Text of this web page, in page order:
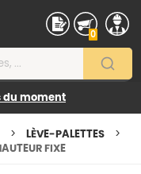
0
du moment
LÈVE-PALETTES
FIXE